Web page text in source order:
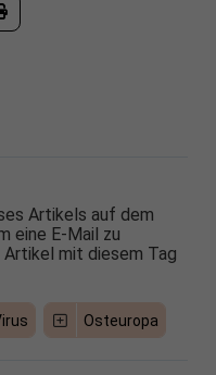
Artikels auf dem
eine E-Mail zu
Artikel mit diesem Tag
Osteuropa